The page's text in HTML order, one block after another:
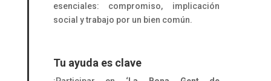
esenciales: compromiso, implicación
social y trabajo por un bien común.
Tu ayuda es clave